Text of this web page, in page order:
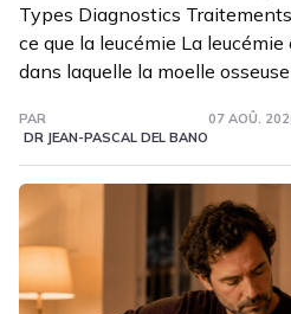
Types Diagnostics
ce que la leucémie La
dans laquelle la moelle
PAR
DR JEAN-PASCAL DEL BANO
07 AOÛ.